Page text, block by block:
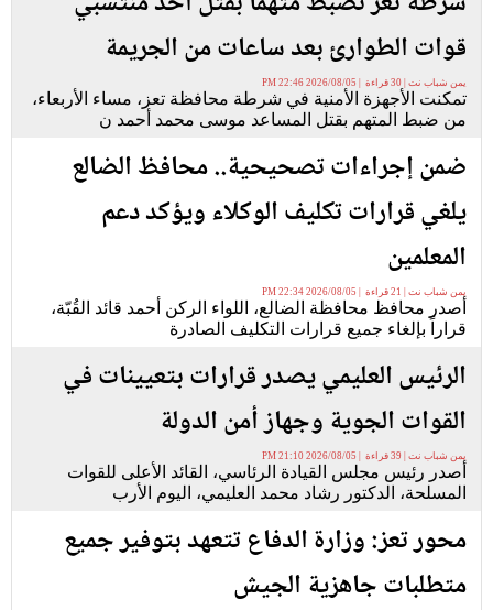
قوات الطوارئ بعد ساعات من الجريمة
يمن شباب نت | 30 قراءة | 2026/08/05 22:46 PM
تمكنت الأجهزة الأمنية في شرطة محافظة تعز، مساء الأربعاء،
من ضبط المتهم بقتل المساعد موسى محمد أحمد ن
ضمن إجراءات تصحيحية.. محافظ الضالع
يلغي قرارات تكليف الوكلاء ويؤكد دعم
المعلمين
يمن شباب نت | 21 قراءة | 2026/08/05 22:34 PM
أصدر محافظ محافظة الضالع، اللواء الركن أحمد قائد القُبّة،
قراراً بإلغاء جميع قرارات التكليف الصادرة
الرئيس العليمي يصدر قرارات بتعيينات في
القوات الجوية وجهاز أمن الدولة
يمن شباب نت | 39 قراءة | 2026/08/05 21:10 PM
أصدر رئيس مجلس القيادة الرئاسي، القائد الأعلى للقوات
المسلحة، الدكتور رشاد محمد العليمي، اليوم الأرب
محور تعز: وزارة الدفاع تتعهد بتوفير جميع
متطلبات جاهزية الجيش